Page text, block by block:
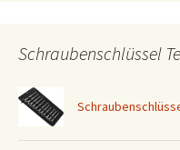
Schraubenschlüssel